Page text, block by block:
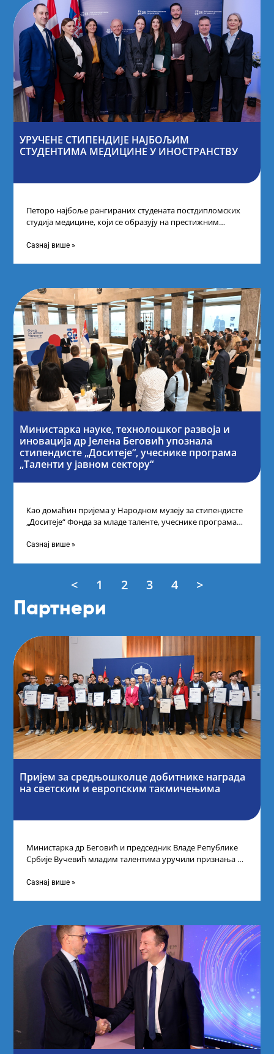
УРУЧЕНЕ СТИПЕНДИЈЕ НАЈБОЉИМ
СТУДЕНТИМА МЕДИЦИНЕ У ИНОСТРАНСТВУ
Петоро најбоље рангираних студената постдипломских
студија медицине, који се образују на престижним
стипендије од
Сазнај више »
Министарка науке, технолошког развоја и
иновација др Јелена Беговић упознала
стипендисте „Доситеје“, учеснике програма
„Таленти у јавном сектору“
Као домаћин пријема у Народном музеју за стипендисте
„Доситеје“ Фонда за младе таленте, учеснике програма
Сазнај више »
< 1 2 3 4 >
Партнери
Пријем за средњошколце добитнике награда
на светским и европским такмичењима
Министарка др Беговић и председник Владе Републике
Србије Вучевић младим талентима уручили признања У
Сазнај више »